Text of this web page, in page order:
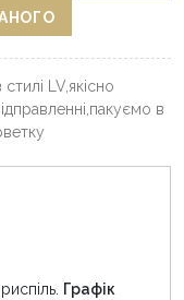
LV,якісно
в
Графік